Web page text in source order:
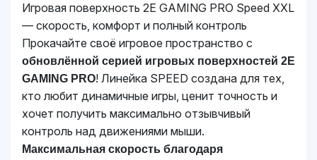
Игровая поверхность 2E GAMING PRO Speed XXL
— скорость, комфорт и полный контроль
Прокачайте своё игровое пространство с
обновлённой серией игровых поверхностей 2E
GAMING PRO! Линейка SPEED создана для тех,
кто любит динамичные игры, ценит точность и
хочет получить максимально отзывчивый
контроль над движениями мыши.
Максимальная скорость благодаря